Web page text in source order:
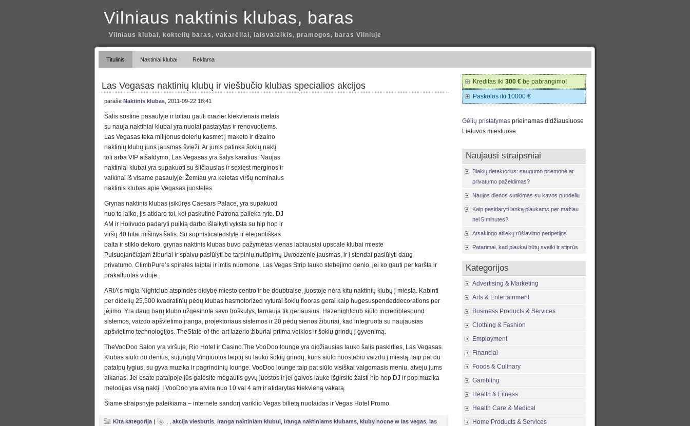
Vilniaus naktinis klubas, baras
Vilniaus klubai, koktelių baras, vakarėliai, laisvalaikis, pramogos, baras Vilniuje
Titulinis Naktiniai klubai Reklama
Las Vegasas naktinių klubų ir viešbučio klubas specialios akcijos
parašė Naktinis klubas , 2011-09-22 18:41
Šalis sostinė pasaulyje ir toliau gauti crazier kiekvienais metais
su nauja naktiniai klubai yra nuolat pastatytas ir renovuotiems.
Las Vegasas teka milijonus dolerių kasmet į maketo ir dizaino
naktinių klubų juos jausmas švieži. Ar jums patinka šokių naktį
toli arba VIP atšaldymo, Las Vegasas yra šalys karalius. Naujas
naktiniai klubai yra supakuoti su šilčiausias ir sexiest merginos ir
vaikinai iš visame pasaulyje. Žemiau yra keletas viršų nominalus
naktinis klubas apie Vegasas juostelės.
Grynas naktinis klubas įsikūręs Caesars Palace, yra supakuoti
nuo to laiko, jis atidaro tol, kol paskutinė Patrona palieka ryte. DJ
AM ir Holivudo padaryti puikią darbo išlaikyti vyksta su hip hop ir
viršų 40 hitai mišinys šalis. Su sophisticatedstyle ir elegantiškas
balta ir stiklo dekoro, grynas naktinis klubas buvo pažymėtas vienas labiausiai upscale klubai mieste
Pulsuojančiajam žiburiai ir spalvų pasiūlyti be tarpinių nutūpimų Uwodzenie jausmas, ir į stendai pasiūlyti daug
privatumo. ClimbPure’s spiralės laiptai ir imtis nuomone, Las Vegas Strip lauko stebėjimo denio, jei ko gauti per karšta ir
prakaituotas viduje.
ARIA’s migla Nightclub atspindės didybę miesto centro ir be doubtraise, juostoje nėra kitų naktinių klubų į miestą. Kabinti
per didelių 25,500 kvadratinių pėdų klubas hasmotorized vyturai šokių flooras gerai kaip hugesuspendeddecorations per
įėjimo. Yra daug barų klubo užgesinote savo troškulys, tarnauja tik geriausius. Hazenightclub siūlo incrediblesound
sistemos, vaizdo apšvietimo įranga, projektoriaus sistemos ir 20 pėdų sienos žiburiai, kad integruota su naujausias
apšvietimo technologijos. TheState-of-the-art lazerio žiburiai priima veiklos ir šokių grindų į gyvenimą.
TheVooDoo Salon yra viršuje, Rio Hotel ir Casino.The VooDoo lounge yra didžiausias lauko šalis paskirties, Las Vegasas.
Klubas siūlo du denius, sujungtų Vingiuotos laiptų su lauko šokių grindų, kuris siūlo nuostabiu vaizdu į miestą, taip pat du
patalpų lygius, su gyva muzika ir pagrindinių lounge. VooDoo lounge taip pat siūlo visiškai valgomasis meniu, atveju jums
alkanas. Jei esate patalpoje jūs galėsite mėgautis gyvų juostos ir jei galvos lauke išgirsite žaisti hip hop DJ ir pop muzika
melodijas visą naktį. Į VooDoo yra atvira nuo 10 val 4 am ir atidarytas kiekvieną vakarą.
Šiame straipsnyje pateikiama – internete sandorį variklio Vegas bilietą nuolaidas ir Vegas Hotel Promo.
Kita kategorija | akcija viesbutis iranga naktiniam klubui iranga naktiniams klubams kluby nocne w las vegas las
Kreditas iki 300 € be pabrangimo!
Paskolos iki 10000 €
Gėlių pristatymas prieinamas didžiausiuose
Lietuvos miestuose.
Naujausi straipsniai
Blakių detektorius: saugumo priemonė ar
privatumo pažeidimas?
Naujos dienos sutikimas su kavos puodeliu
Kaip pasidaryti lanką plaukams per mažiau
nei 5 minutes?
Atsakingo atliekų rūšiavimo peripetijos
Patarimai, kad plaukai būtų sveiki ir stiprūs
Kategorijos
Advertising & Marketing
Arts & Entertainment
Business Products & Services
Clothing & Fashion
Employment
Financial
Foods & Culinary
Gambling
Health & Fitness
Health Care & Medical
Home Products & Services